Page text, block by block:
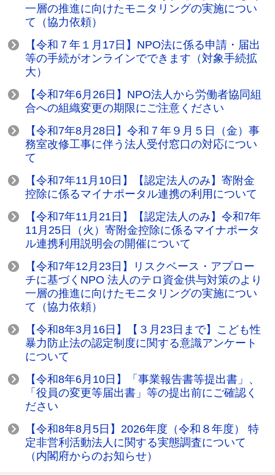
一層の推進に向けたモニタリングの実施につい
て（協力依頼）
【令和７年１月17日】NPO法に係る申請・届出
等の手続がオンラインでできます（対象手続拡
大）
【令和7年6月26日】NPO法人から労働者協同組
合への組織変更の期限にご注意ください
【令和7年8月28日】令和７年９月５日（金）事
務室改修工事に伴う法人受付窓口の対応につい
て
【令和7年11月10日】【認定法人のみ】寄附金
控除に係るマイナポータル連携の利用について
【令和7年11月21日】【認定法人のみ】令和7年
11月25日（火）寄附金控除に係るマイナポータ
ル連携利用説明会の開催について
【令和7年12月23日】リスクベース・アプロー
チに基づくNPO 法人のテロ資金供与対策のより
一層の推進に向けたモニタリングの実施につい
て（協力依頼）
【令和8年3月16日】【３月23日まで】こども性
暴力防止法の認定制度に関する意識アンケート
について
【令和8年6月10日】「事業報告書等提出書」、
「役員の変更等届出書」等の提出前にご確認く
ださい
【令和8年8月5日】2026年度（令和８年度） 特
定非営利活動法人に関する実態調査について
（内閣府からのお知らせ）